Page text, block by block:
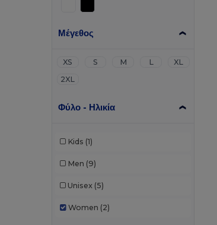
Μέγεθος
XS S M L
XL
2XL
Φύλο - Ηλικία
Kids (1)
Men (9)
Unisex (5)
Women (2)